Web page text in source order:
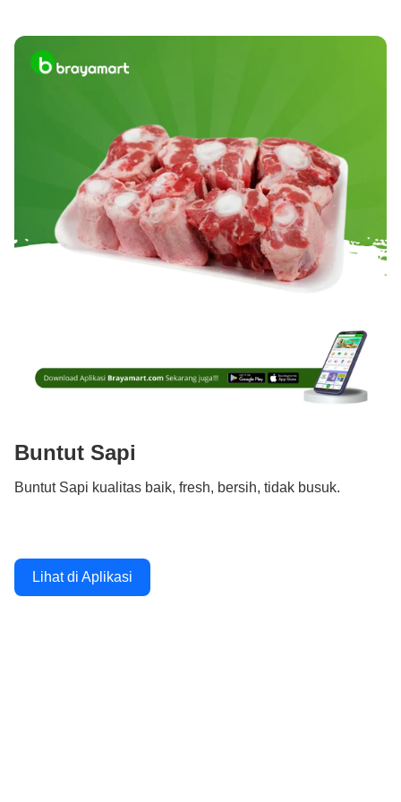
Buntut Sapi
Buntut Sapi kualitas baik, fresh, bersih, tidak busuk.
Lihat di Aplikasi